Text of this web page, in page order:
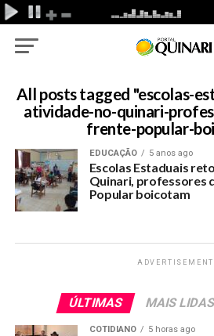
All posts tagged "escolas-
atividade-no-quinari-
frente-popular-
EDUCAÇÃO 5 anos ago
Escolas Estaduais
Quinari, professores
Popular boicotam
ADVERTISEMENT
ÚLTIMAS MAIS
COTIDIANO 5 horas ago